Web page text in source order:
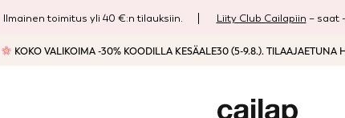
Ilmainen toimitus yli 40 €:n tilauksiin. Liity Club Cailapiin – saat
KOKO VALIKOIMA -30% KOODILLA KESÄALE30 (5-9.8.). TILAAJAETUNA